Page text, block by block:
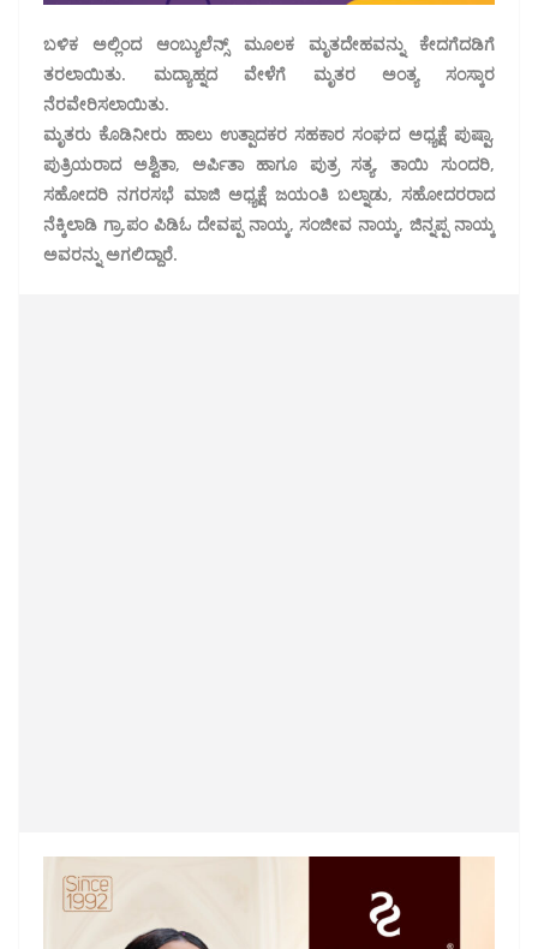
ಬಳಿಕ ಅಲ್ಲಿಂದ ಆಂಬ್ಯುಲೆನ್ಸ್ ಮೂಲಕ ಮೃತದೇಹವನ್ನು ಕೇದಗೆದಡಿಗೆ
ತರಲಾಯಿತು. ಮದ್ಯಾಹ್ನದ ವೇಳೆಗೆ ಮೃತರ ಅಂತ್ಯ ಸಂಸ್ಕಾರ
ನೆರವೇರಿಸಲಾಯಿತು.
ಮೃತರು ಕೊಡಿನೀರು ಹಾಲು ಉತ್ಪಾದಕರ ಸಹಕಾರ ಸಂಘದ ಅಧ್ಯಕ್ಷೆ ಪುಷ್ಪಾ,
ಪುತ್ರಿಯರಾದ ಅಶ್ವಿತಾ, ಅರ್ಪಿತಾ ಹಾಗೂ ಪುತ್ರ ಸತ್ಯ, ತಾಯಿ ಸುಂದರಿ,
ಸಹೋದರಿ ನಗರಸಭೆ ಮಾಜಿ ಅಧ್ಯಕ್ಷೆ ಜಯಂತಿ ಬಲ್ನಾಡು, ಸಹೋದರರಾದ
ನೆಕ್ಕಿಲಾಡಿ ಗ್ರಾ.ಪಂ ಪಿಡಿಓ ದೇವಪ್ಪ ನಾಯ್ಕ, ಸಂಜೀವ ನಾಯ್ಕ, ಜಿನ್ನಪ್ಪ ನಾಯ್ಕ
ಅವರನ್ನು ಅಗಲಿದ್ದಾರೆ.